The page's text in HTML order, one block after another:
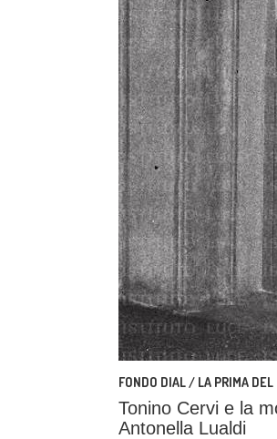
FONDO DIAL / LA PRIMA DEL
Tonino Cervi e la
Antonella Lualdi